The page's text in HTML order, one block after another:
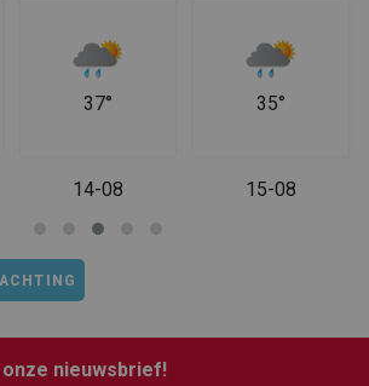
37°
14-08
35°
15-08
nieuwsbrief!